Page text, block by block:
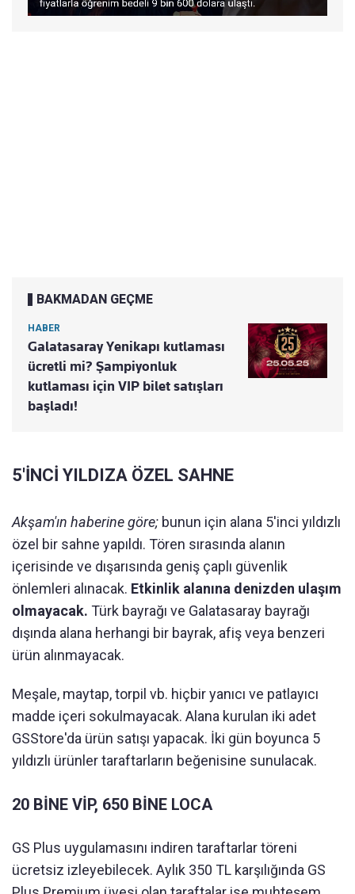
BAKMADAN GEÇME
HABER
Galatasaray Yenikapı kutlaması
ücretli mi? Şampiyonluk
kutlaması için VIP bilet satışları
başladı!
5'İNCİ YILDIZA ÖZEL SAHNE
Akşam'ın haberine göre; bunun için alana 5'inci yıldızlı
özel bir sahne yapıldı. Tören sırasında alanın
içerisinde ve dışarısında geniş çaplı güvenlik
önlemleri alınacak. Etkinlik alanına denizden ulaşım
olmayacak. Türk bayrağı ve Galatasaray bayrağı
dışında alana herhangi bir bayrak, afiş veya benzeri
ürün alınmayacak.
Meşale, maytap, torpil vb. hiçbir yanıcı ve patlayıcı
madde içeri sokulmayacak. Alana kurulan iki adet
GSStore'da ürün satışı yapacak. İki gün boyunca 5
yıldızlı ürünler taraftarların beğenisine sunulacak.
20 BİNE VİP, 650 BİNE LOCA
GS Plus uygulamasını indiren taraftarlar töreni
ücretsiz izleyebilecek. Aylık 350 TL karşılığında GS